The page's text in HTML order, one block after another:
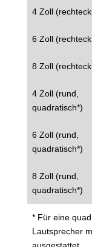
4 Zoll
6 Zoll
8 Zoll
4 Zoll (rund,
quadratisch*)
6 Zoll (rund,
quadratisch*)
8 Zoll (rund,
quadratisch*)
* Für eine
Lautsprecher